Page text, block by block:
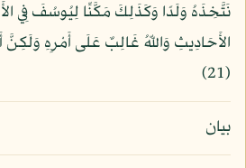
نَتَّخِذَهُ وَلَدًا وَكَذَلِكَ مَكَّنِّا لِيُوسُفَ فِي
الأَحَادِيثِ وَاللّهُ غَالِبٌ عَلَى أَمْرِهِ وَلَكِنَّ
(21)
بيان